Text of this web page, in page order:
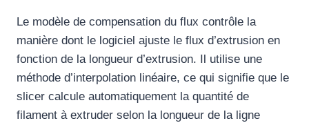
Le modèle de compensation du flux contrôle la
manière dont le logiciel ajuste le flux d’extrusion en
fonction de la longueur d’extrusion. Il utilise une
méthode d’interpolation linéaire, ce qui signifie que le
slicer calcule automatiquement la quantité de
filament à extruder selon la longueur de la ligne